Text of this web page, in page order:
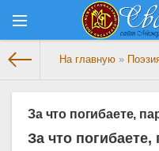
На главную »
За что погибаете,
За что погибаете,